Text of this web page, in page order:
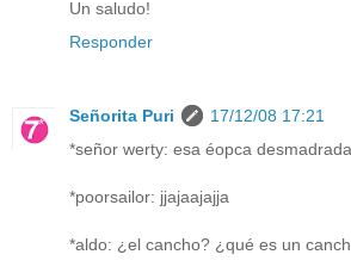
Un saludo!
Responder
Señorita Puri
17/12/08 17:21
*señor werty: esa éopca
*poorsailor: jjajaajajja
*aldo: ¿el cancho? ¿qué es un